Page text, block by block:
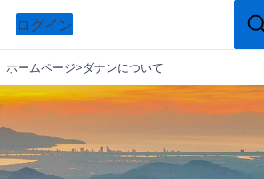
ログイン
ホームページ>ダナンについて